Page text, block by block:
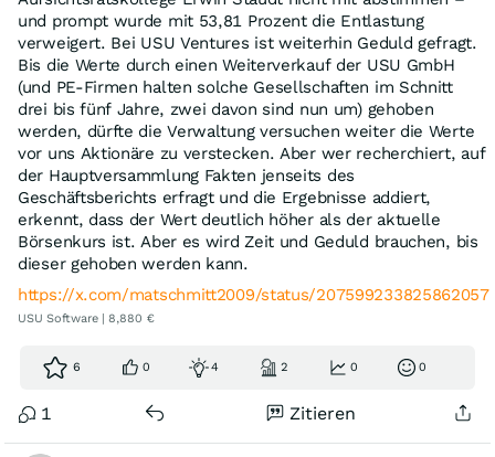
und prompt wurde mit 53,81 Prozent die Entlastung
verweigert. Bei USU Ventures ist weiterhin Geduld gefragt.
Bis die Werte durch einen Weiterverkauf der USU GmbH
(und PE-Firmen halten solche Gesellschaften im Schnitt
drei bis fünf Jahre, zwei davon sind nun um) gehoben
werden, dürfte die Verwaltung versuchen weiter die Werte
vor uns Aktionäre zu verstecken. Aber wer recherchiert, auf
der Hauptversammlung Fakten jenseits des
Geschäftsberichts erfragt und die Ergebnisse addiert,
erkennt, dass der Wert deutlich höher als der aktuelle
Börsenkurs ist. Aber es wird Zeit und Geduld brauchen, bis
dieser gehoben werden kann.
https://x.com/matschmitt2009/status/
USU Software | 8,880 €
6 0 4 2 0 0
1 Zitieren